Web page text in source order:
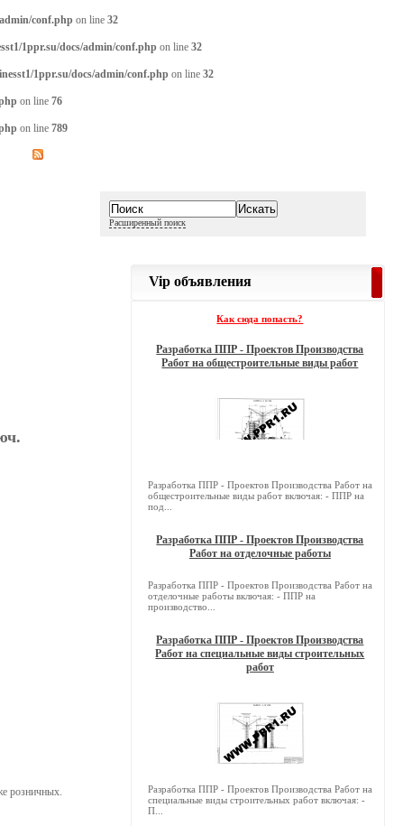
conf.php on line 32
1ppr.su/docs/admin/conf.php on line 32
1ppr.su/docs/admin/conf.php on line 32
on line 76
on line 789
Расширенный поиск
розничных.
Vip объявления
Как сюда попасть?
Разработка ППР - Проектов Производства
Работ на общестроительные виды работ
Разработка ППР - Проектов Производства Работ на
общестроительные виды работ включая: - ППР на
под...
Разработка ППР - Проектов Производства
Работ на отделочные работы
Разработка ППР - Проектов Производства Работ на
отделочные работы включая: - ППР на
производство...
Разработка ППР - Проектов Производства
Работ на специальные виды строительных
работ
Разработка ППР - Проектов Производства Работ на
специальные виды строительных работ включая: -
П...